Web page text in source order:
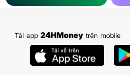
Tải app 24HMoney trên mobile